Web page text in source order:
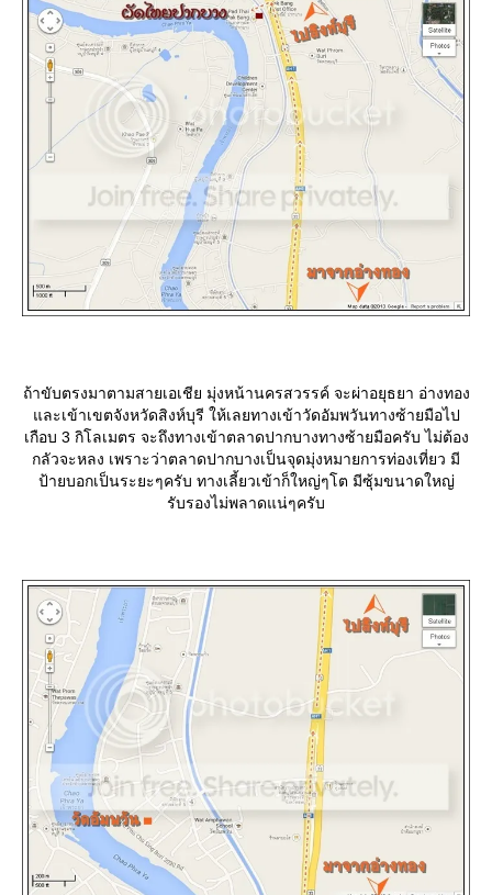
ถ้าขับตรงมาตามสายเอเชีย มุ่งหน้านครสวรรค์ จะผ่าอยุธยา อ่างทอง
ละเข้าเขตจังหวัดสิงห์บุรี ให้เลยทางเข้าวัดอัมพวันทางซ้ายมือไป
เกือบ 3 กิโลเมตร จะถึงทางเข้าตลาดปากบางทางซ้ายมือครับ ไม่ต้อง
กลัวจะหลง เพราะว่าตลาดปากบางเป็นจุดมุ่งหมายการท่องเที่ยว มี
ป้ายบอกเป็นระยะๆครับ ทางเลี้ยวเข้าก็ใหญ่ๆโต มีซุ้มขนาดใหญ่
รับรองไม่พลาดแน่ๆครับ